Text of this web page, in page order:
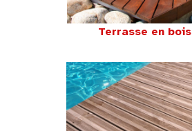
Terrasse en bois